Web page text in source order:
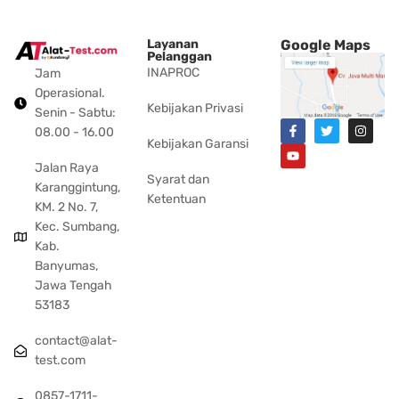
Jam
Operasional.
Senin - Sabtu:
08.00 - 16.00
Jalan Raya
Karanggintung,
KM. 2 No. 7,
Kec. Sumbang,
Kab.
Banyumas,
Jawa Tengah
53183
contact@alat-
test.com
Layanan
Pelanggan
INAPROC
Kebijakan Privasi
Kebijakan Garansi
Syarat dan
Ketentuan
Google Maps